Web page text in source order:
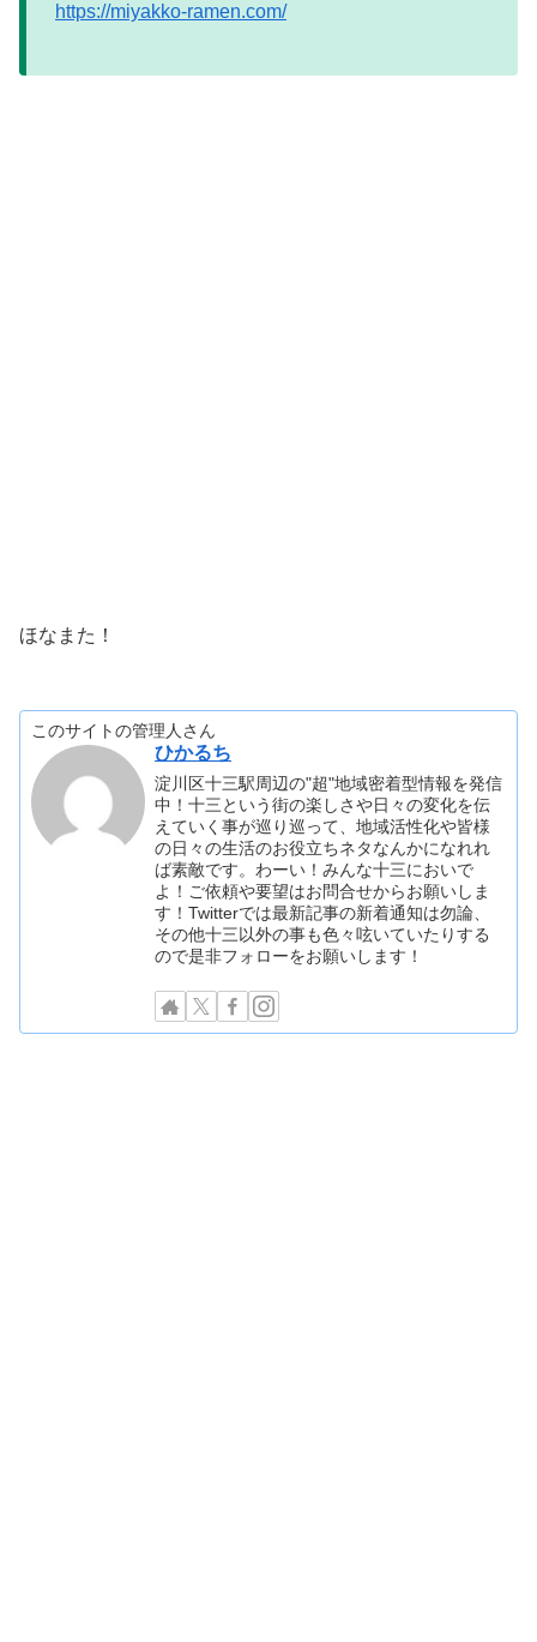
https://miyakko-ramen.com/
ほなまた！
このサイトの管理人さん
ひかるち
淀川区十三駅周辺の"超"地域密着型情報を発信
中！十三という街の楽しさや日々の変化を伝
えていく事が巡り巡って、地域活性化や皆様
の日々の生活のお役立ちネタなんかになれれ
ば素敵です。わーい！みんな十三においで
よ！ご依頼や要望はお問合せからお願いしま
す！Twitterでは最新記事の新着通知は勿論、
その他十三以外の事も色々呟いていたりする
ので是非フォローをお願いします！